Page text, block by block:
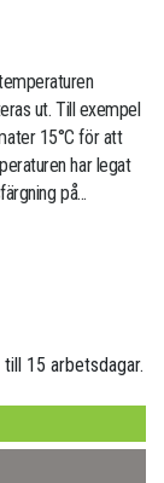
ut. Till exempel
15°C för att
har legat
på...
15 arbetsdagar.